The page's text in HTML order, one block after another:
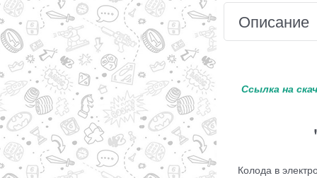
Описание
Ссылка на
Колода в